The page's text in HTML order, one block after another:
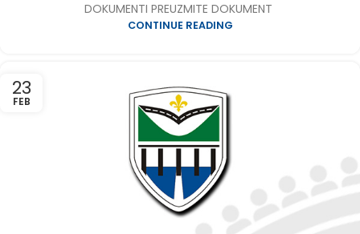
DOKUMENTI PREUZMITE DOKUMENT
CONTINUE READING
23
FEB